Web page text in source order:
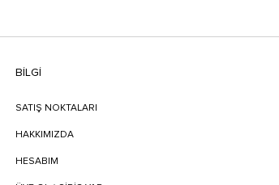
BILGI
SATIŞ NOKTALARI
HAKKIMIZDA
HESABIM